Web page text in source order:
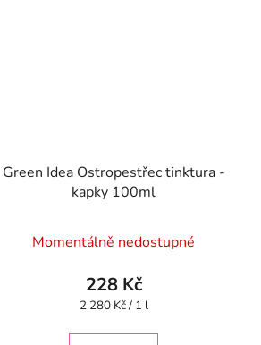
Green Idea Ostropestřec tinktura -
kapky 100ml
Momentálně nedostupné
228 Kč
Měrná
2 280 Kč / 1 l